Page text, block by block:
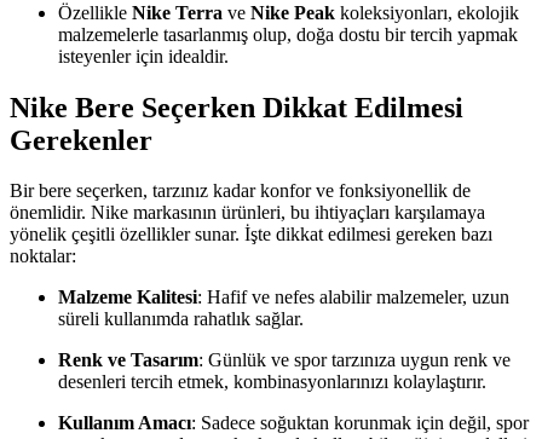
Özellikle Nike Terra ve Nike Peak koleksiyonları, ekolojik
malzemelerle tasarlanmış olup, doğa dostu bir tercih yapmak
isteyenler için idealdir.
Nike Bere Seçerken Dikkat Edilmesi
Gerekenler
Bir bere seçerken, tarzınız kadar konfor ve fonksiyonellik de
önemlidir. Nike markasının ürünleri, bu ihtiyaçları karşılamaya
yönelik çeşitli özellikler sunar. İşte dikkat edilmesi gereken bazı
noktalar:
Malzeme Kalitesi: Hafif ve nefes alabilir malzemeler, uzun
süreli kullanımda rahatlık sağlar.
Renk ve Tasarım: Günlük ve spor tarzınıza uygun renk ve
desenleri tercih etmek, kombinasyonlarınızı kolaylaştırır.
Kullanım Amacı: Sadece soğuktan korunmak için değil, spor